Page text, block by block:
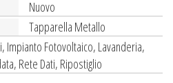
Nuovo
Tapparella Metallo
Impianto Fotovoltaico, Lavanderia,
Rete Dati, Ripostiglio